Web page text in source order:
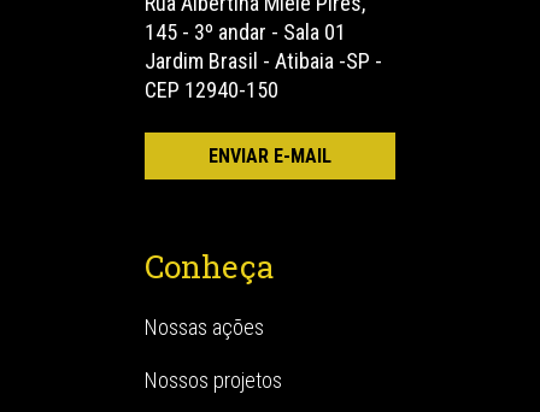
145 - 3º andar - Sala 01
Jardim Brasil - Atibaia -SP -
CEP 12940-150
Conheça
Nossas ações
Nossos projetos